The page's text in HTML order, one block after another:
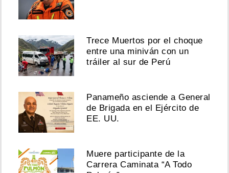
Trece Muertos por el choque
entre una miniván con un
tráiler al sur de Perú
Panameño asciende a General
de Brigada en el Ejército de
EE. UU.
Muere participante de la
Carrera Caminata “A Todo